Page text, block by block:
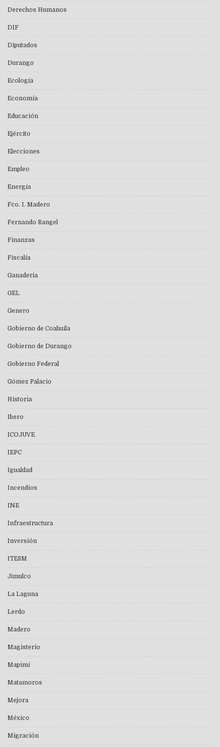
Derechos Humanos
DIF
Diputados
Durango
Ecología
Economía
Educación
Ejército
Elecciones
Empleo
Energía
Fco. I. Madero
Fernando Rangel
Finanzas
Fiscalía
Ganaderia
GEL
Genero
Gobierno de Coahuila
Gobierno de Durango
Gobierno Federal
Gómez Palacio
Historia
Ibero
ICOJUVE
IEPC
Igualdad
Incendios
INE
Infraestructura
Inversión
ITESM
Jimulco
La Laguna
Lerdo
Madero
Magisterio
Mapimí
Matamoros
Mejora
México
Migración